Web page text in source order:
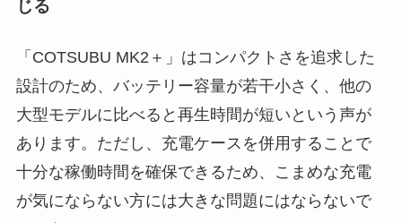
じる
「COTSUBU MK2＋」はコンパクトさを追求した
設計のため、バッテリー容量が若干小さく、他の
大型モデルに比べると再生時間が短いという声が
あります。ただし、充電ケースを併用することで
十分な稼働時間を確保できるため、こまめな充電
が気にならない方には大きな問題にはならないで